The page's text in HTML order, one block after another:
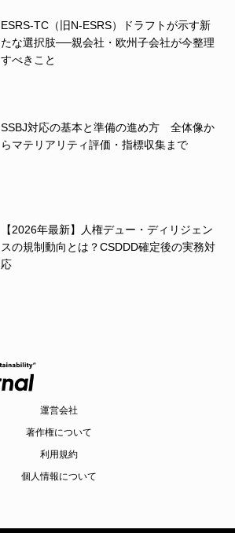
ESRS-TC（旧N-ESRS）ドラフトが示す新
たな選択肢──親会社・欧州子会社が今整理
すべきこと
SSBJ対応の基本と準備の進め方 全体像か
らマテリアリティ評価・指標収集まで
【2026年最新】人権デュー・ディリジェン
スの規制動向とは？CSDDD確定後の実務対
応
運営会社
著作権について
利用規約
個人情報について